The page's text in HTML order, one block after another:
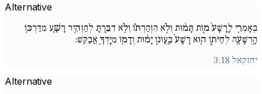
Alternative
בְּאָמְרִ֚י לָֽרָשָׁע֙ מ֣וֹת תָּמ֔וּת וְלֹ֣א הִזְהַרְתּ֗וֹ וְלֹ֥א דִבַּ֛רְתָּ לְהַזְהִ֥יר רָשָׁ֛ע מִדַּרְכּ֥וֹ
הָֽרְשָׁעָ֖ה לְחַיֹּת֑וֹ ה֚וּא רָשָׁע֙ בַּֽעֲו‍ֹנ֣וֹ יָמ֔וּת וְדָמ֖וֹ מִיָּֽדְךָ֥ אֲבַקֵּֽשׁ:
יחזקאל 3:18
Alternative